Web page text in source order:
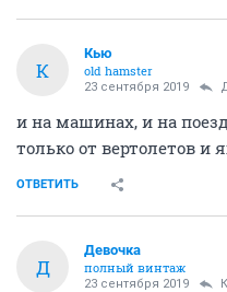
К
Кью
old hamster
23 сентября 2019
и на машинах, и на
только от вертолетов и
ОТВЕТИТЬ
Д
Девочка
полный винтаж
23 сентября 2019